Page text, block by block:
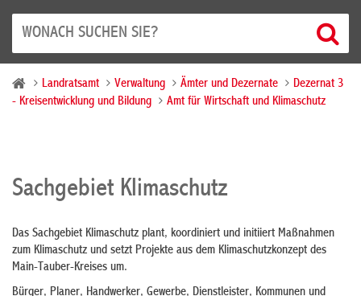
Landratsamt Verwaltung Ämter und Dezernate
Dezernat 3
- Kreisentwicklung und Bildung
Amt für Wirtschaft und Klimaschutz
Sachgebiet Klimaschutz
Das Sachgebiet Klimaschutz plant, koordiniert und initiiert Maßnahmen
zum Klimaschutz und setzt Projekte aus dem Klimaschutzkonzept des
Main-Tauber-Kreises um.
Bürger, Planer, Handwerker, Gewerbe, Dienstleister, Kommunen und